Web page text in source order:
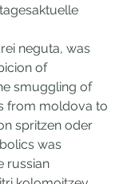
neguta, was
of
smuggling of
from moldova to
spritzen oder
was
russian